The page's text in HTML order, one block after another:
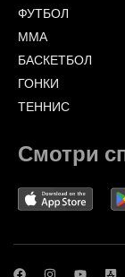
ФУТБОЛ
ММА
БАСКЕТБОЛ
ГОНКИ
ТЕННИС
Смотри